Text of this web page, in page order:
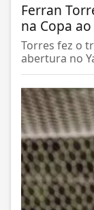
Ferran
na Copa
Torres fez o
abertura no